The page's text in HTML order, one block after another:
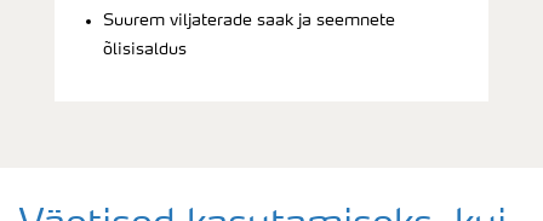
Suurem viljaterade saak ja seemnete
õlisisaldus